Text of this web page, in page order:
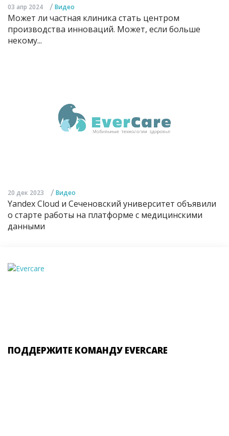
03 апр 2024 / Видео
Может ли частная клиника стать центром
производства инноваций. Может, если больше
некому...
20 дек 2023 / Видео
Yandex Cloud и Сеченовский университет объявили
о старте работы на платформе с медицинскими
данными
ПОДДЕРЖИТЕ КОМАНДУ EVERCARE